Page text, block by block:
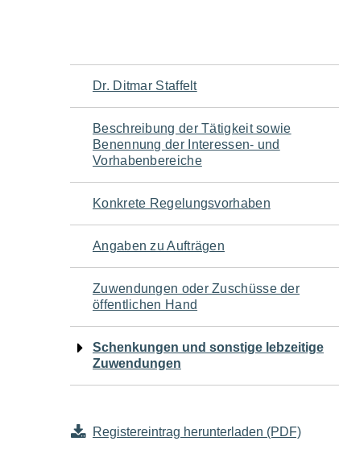
Navigation
für
den
Seiteninhalt
Dr. Ditmar Staffelt
Beschreibung der Tätigkeit sowie
Benennung der Interessen- und
Vorhabenbereiche
Konkrete Regelungsvorhaben
Angaben zu Aufträgen
Zuwendungen oder Zuschüsse der
öffentlichen Hand
Schenkungen und sonstige lebzeitige
Zuwendungen
Registereintrag herunterladen (PDF)